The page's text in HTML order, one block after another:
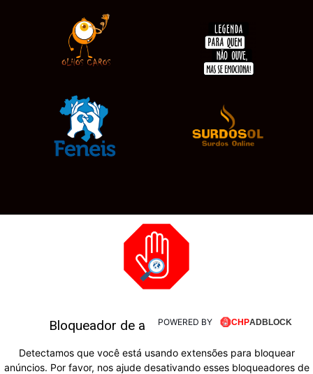
Bloqueador de anúncios detectado!!!
Detectamos que você está usando extensões para bloquear
anúncios. Por favor, nos ajude desativando esses bloqueadores de
POWERED BY